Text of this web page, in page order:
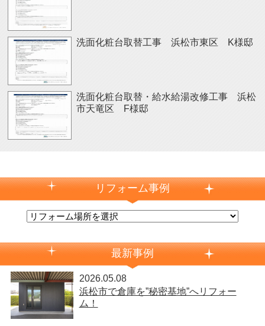
洗面化粧台取替工事 浜松市東区 K様邸
洗面化粧台取替・給水給湯改修工事 浜松
市天竜区 F様邸
リフォーム事例
最新事例
2026.05.08
浜松市で倉庫を”秘密基地”へリフォー
ム！